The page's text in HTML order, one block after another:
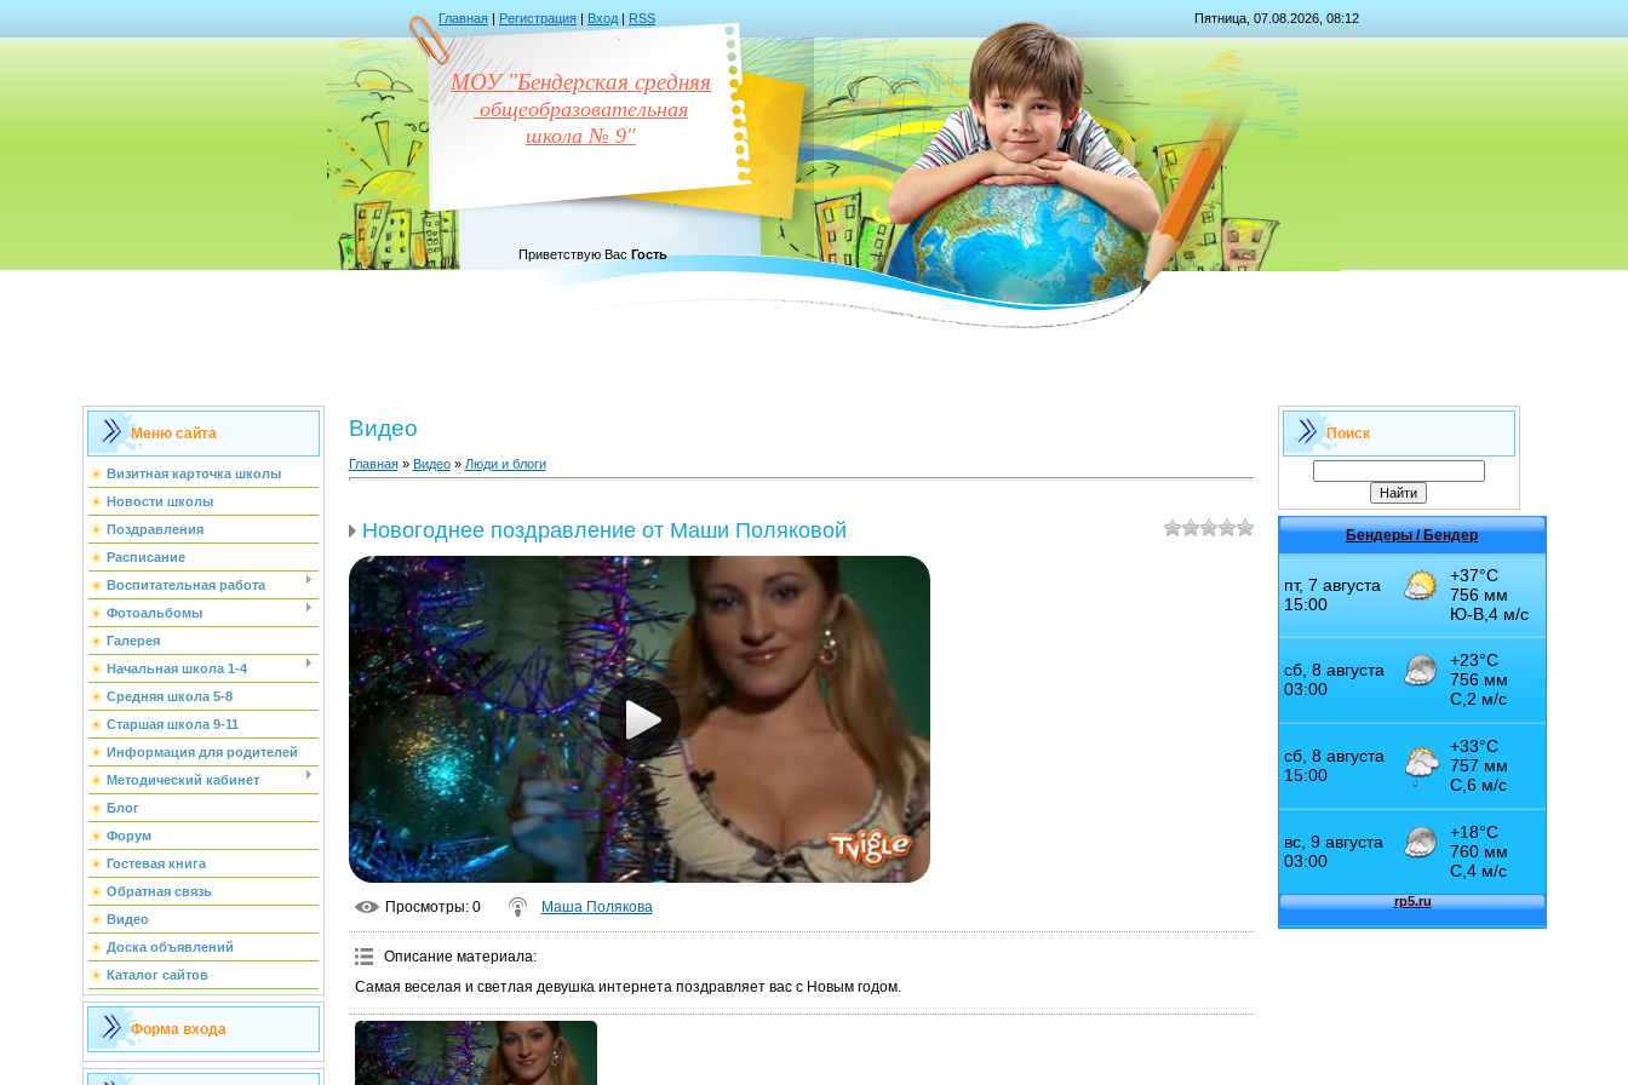
Главная | Регистрация | Вход | RSS Пятница, 07.08.2026, 08:12
МОУ "Бендерская средняя
общеобразовательная
школа № 9"
Приветствую Вас Гость
Меню сайта
Визитная карточка школы
Новости школы
Поздравления
Расписание
Воспитательная работа
Фотоальбомы
Галерея
Начальная школа 1-4
Средняя школа 5-8
Старшая школа 9-11
Информация для родителей
Методический кабинет
Блог
Форум
Гостевая книга
Обратная связь
Видео
Доска объявлений
Каталог сайтов
Форма входа
Видео
Главная» Видео» Люди и блоги
Новогоднее поздравление от Маши Поляковой
Просмотры: 0 Маша Полякова
Описание материала:
Самая веселая и светлая девушка интернета поздравляет вас с Новым годом.
Поиск
Бендеры / Бендер